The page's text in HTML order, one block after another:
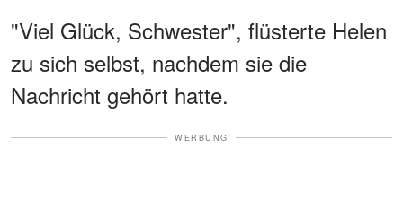
"Viel Glück, Schwester", flüsterte Helen
zu sich selbst, nachdem sie die
Nachricht gehört hatte.
WERBUNG